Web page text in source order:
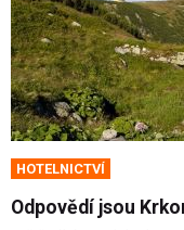
HOTELNICTVÍ
Odpovědí jsou